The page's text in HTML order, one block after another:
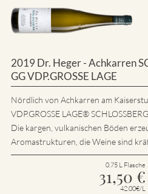
2019 Dr. Heger - Achkarren
GG VDP.GROSSE LAGE
Nördlich von Achkarren am
VDP.GROSSE LAGE®
Die kargen, vulkanischen Böden
Aromastrukturen, die Weine sind
0.75 L Flasche
31,50 €
42.00€/L